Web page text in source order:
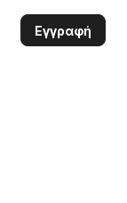
Εγγραφή